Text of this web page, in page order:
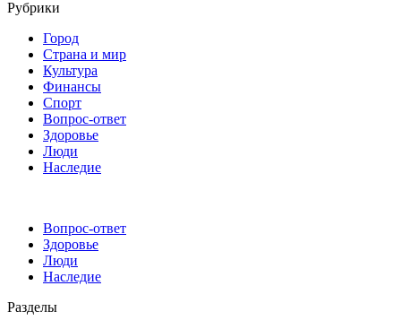
Рубрики
Город
Страна и мир
Культура
Финансы
Спорт
Вопрос-ответ
Здоровье
Люди
Наследие
Вопрос-ответ
Здоровье
Люди
Наследие
Разделы